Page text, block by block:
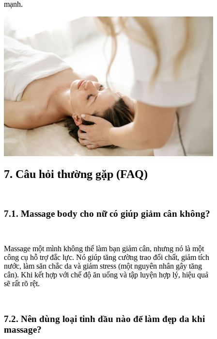
mạnh.
7. Câu hỏi thường gặp (FAQ)
7.1. Massage body cho nữ có giúp giảm cân không?
Massage một mình không thể làm bạn giảm cân, nhưng nó là một
công cụ hỗ trợ đắc lực. Nó giúp tăng cường trao đổi chất, giảm tích
nước, làm săn chắc da và giảm stress (một nguyên nhân gây tăng
cân). Khi kết hợp với chế độ ăn uống và tập luyện hợp lý, hiệu quả
sẽ rất rõ rệt.
7.2. Nên dùng loại tinh dầu nào để làm đẹp da khi
massage?